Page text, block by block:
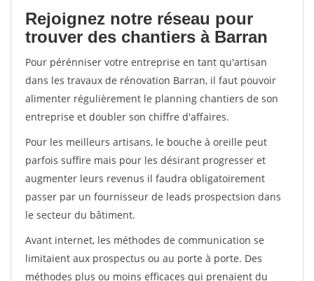
Rejoignez notre réseau pour
trouver des chantiers à Barran
Pour pérénniser votre entreprise en tant qu'artisan
dans les travaux de rénovation Barran, il faut pouvoir
alimenter régulièrement le planning chantiers de son
entreprise et doubler son chiffre d'affaires.
Pour les meilleurs artisans, le bouche à oreille peut
parfois suffire mais pour les désirant progresser et
augmenter leurs revenus il faudra obligatoirement
passer par un fournisseur de leads prospectsion dans
le secteur du bâtiment.
Avant internet, les méthodes de communication se
limitaient aux prospectus ou au porte à porte. Des
méthodes plus ou moins efficaces qui prenaient du